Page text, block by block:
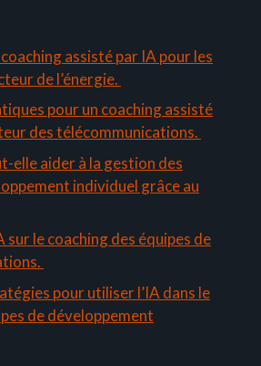
assisté par IA pour les
de l’énergie.
pour un coaching assisté
des télécommunications.
elle aider à la gestion des
individuel grâce au
sur le coaching des équipes de
pour utiliser l’IA dans le
de développement